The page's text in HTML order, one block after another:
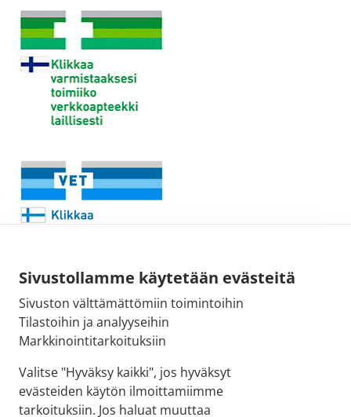
Sivustollamme käytetään evästeitä
Sivuston välttämättömiin toimintoihin
Tilastoihin ja analyyseihin
Markkinointitarkoituksiin
Valitse "Hyväksy kaikki", jos hyväksyt
evästeiden käytön ilmoittamiimme
tarkoituksiin. Jos haluat muuttaa
Sähköpostiosoite:
kirjaamo@fimea.fi
Fimean vaihde:
029 522 3341